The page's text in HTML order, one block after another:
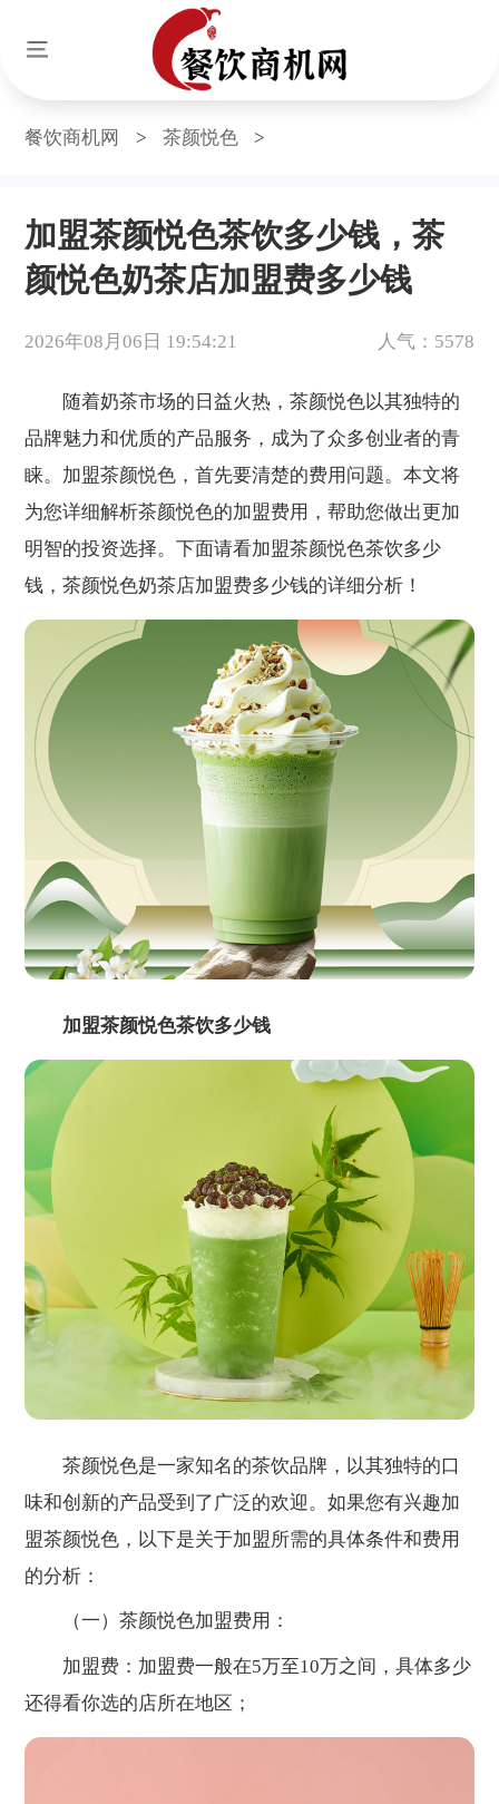
餐饮商机网 > 茶颜悦色 >
加盟茶颜悦色茶饮多少钱，茶
颜悦色奶茶店加盟费多少钱
2026年08月06日 19:54:21 人气：5578
随着奶茶市场的日益火热，茶颜悦色以其独特的
品牌魅力和优质的产品服务，成为了众多创业者的青
睐。加盟茶颜悦色，首先要清楚的费用问题。本文将
为您详细解析茶颜悦色的加盟费用，帮助您做出更加
明智的投资选择。下面请看加盟茶颜悦色茶饮多少
钱，茶颜悦色奶茶店加盟费多少钱的详细分析！
加盟茶颜悦色茶饮多少钱
茶颜悦色是一家知名的茶饮品牌，以其独特的口
味和创新的产品受到了广泛的欢迎。如果您有兴趣加
盟茶颜悦色，以下是关于加盟所需的具体条件和费用
的分析：
（一）茶颜悦色加盟费用：
加盟费：加盟费一般在5万至10万之间，具体多少
还得看你选的店所在地区；